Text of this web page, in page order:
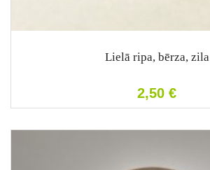
Lielā ripa, bērza, zila
2,50 €